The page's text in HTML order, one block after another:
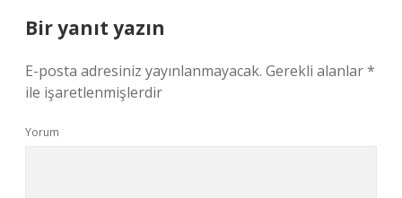
Bir yanıt yazın
E-posta adresiniz yayınlanmayacak. Gerekli alanlar*
ile işaretlenmişlerdir
Yorum